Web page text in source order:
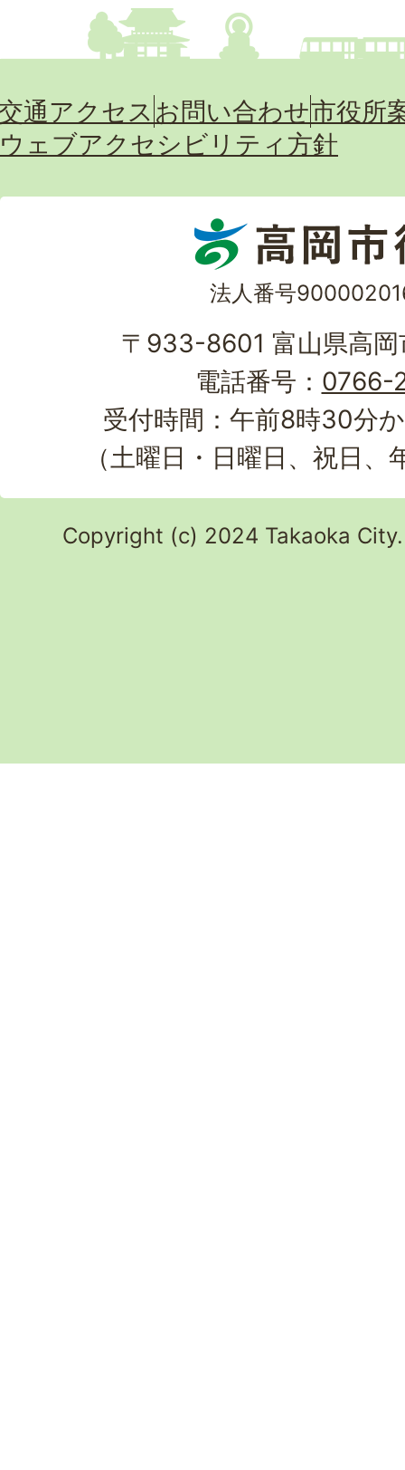
通アクセス お問い合わせ市役所
ウェブアクセシビリティ方針
法人番号
〒933-8601 富山県高
電話番号： 0766-
受付時間：午前8時30分
（土曜日・日曜日、祝日
Copyright (c) 2024 Takaoka